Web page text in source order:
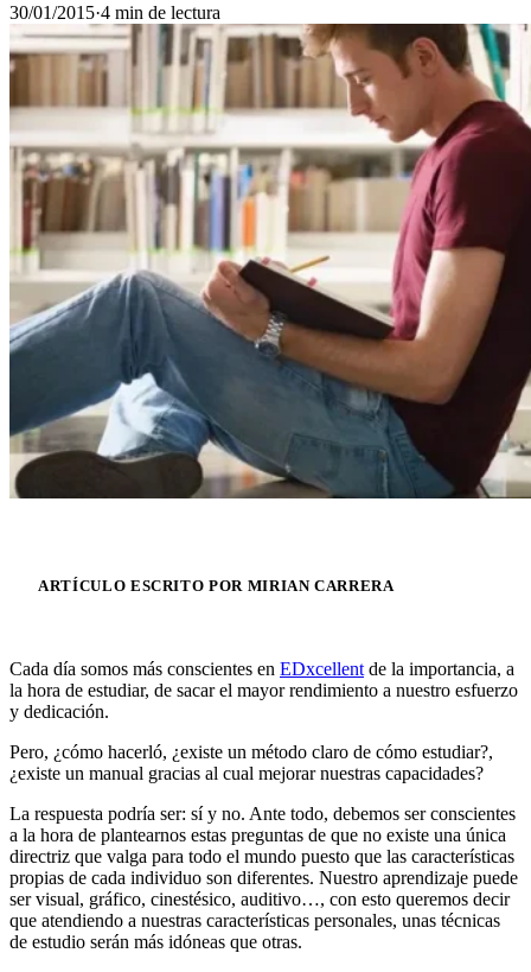
30/01/2015·4 min de lectura
ARTÍCULO ESCRITO POR MIRIAN CARRERA
Cada día somos más conscientes en EDxcellent de la importancia, a
la hora de estudiar, de sacar el mayor rendimiento a nuestro esfuerzo
y dedicación.
Pero, ¿cómo hacerló, ¿existe un método claro de cómo estudiar?,
¿existe un manual gracias al cual mejorar nuestras capacidades?
La respuesta podría ser: sí y no. Ante todo, debemos ser conscientes
a la hora de plantearnos estas preguntas de que no existe una única
directriz que valga para todo el mundo puesto que las características
propias de cada individuo son diferentes. Nuestro aprendizaje puede
ser visual, gráfico, cinestésico, auditivo…, con esto queremos decir
que atendiendo a nuestras características personales, unas técnicas
de estudio serán más idóneas que otras.